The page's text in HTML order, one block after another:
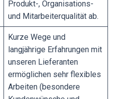
Produkt-, Organisations-
und Mitarbeiterqualität ab.
Kurze Wege und
langjährige Erfahrungen mit
unseren Lieferanten
ermöglichen sehr flexibles
Arbeiten (besondere